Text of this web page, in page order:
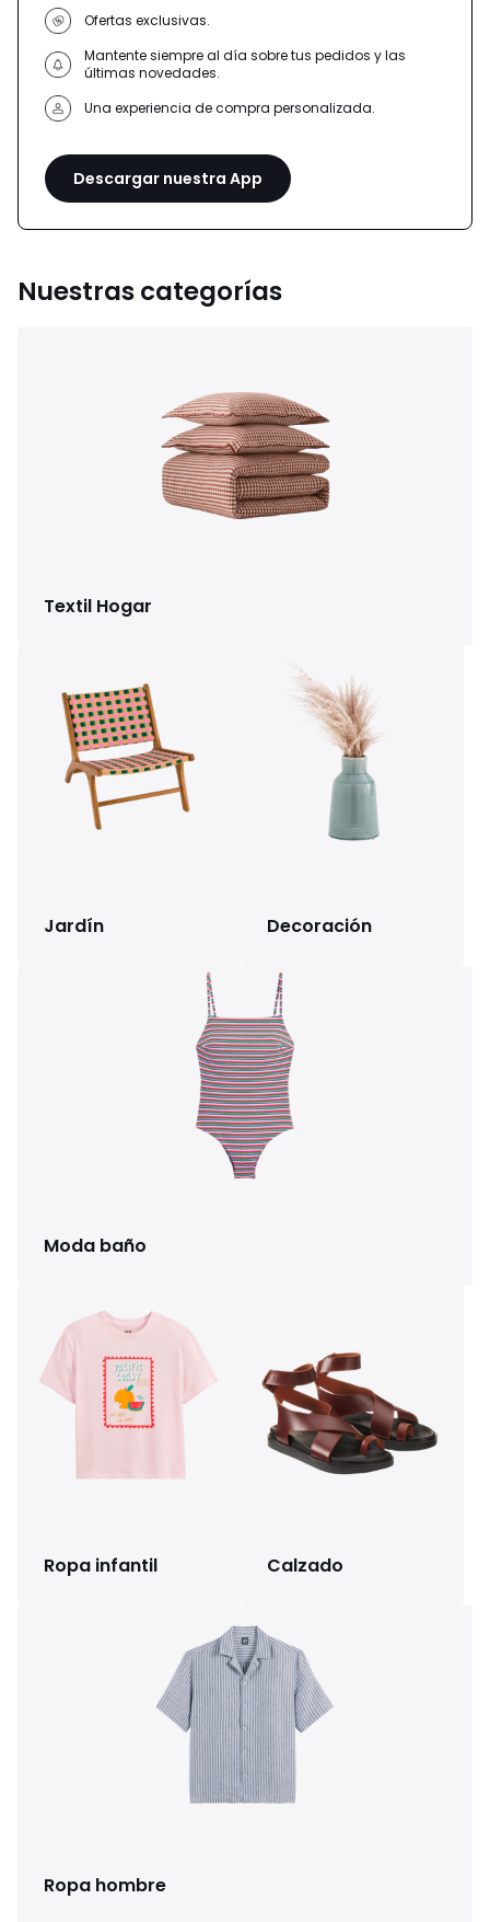
Ofertas exclusivas.
Mantente siempre al día sobre tus pedidos y las
últimas novedades.
Una experiencia de compra personalizada.
Descargar nuestra App
Nuestras categorías
Textil Hogar
Jardín Decoración
Moda baño
Ropa infantil Calzado
Ropa hombre